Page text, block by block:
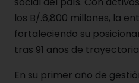
los B/.6,800 millones, la
fortaleciendo su
tras 91 años de
En su primer año de